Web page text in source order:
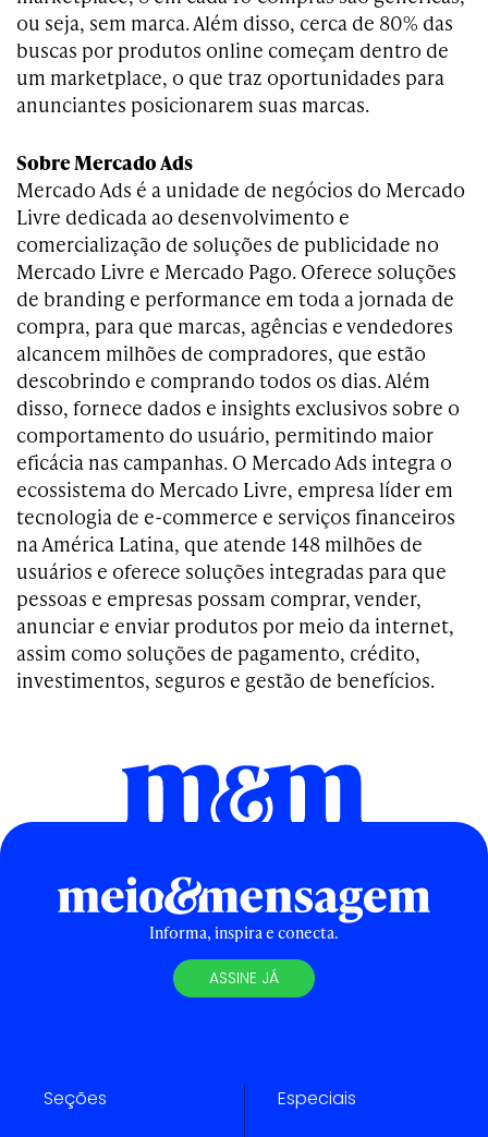
ou seja, sem marca. Além disso, cerca de 80% das
buscas por produtos online começam dentro de
um marketplace, o que traz oportunidades para
anunciantes posicionarem suas marcas.
Sobre Mercado Ads
Mercado Ads é a unidade de negócios do Mercado
Livre dedicada ao desenvolvimento e
comercialização de soluções de publicidade no
Mercado Livre e Mercado Pago. Oferece soluções
de branding e performance em toda a jornada de
compra, para que marcas, agências e vendedores
alcancem milhões de compradores, que estão
descobrindo e comprando todos os dias. Além
disso, fornece dados e insights exclusivos sobre o
comportamento do usuário, permitindo maior
eficácia nas campanhas. O Mercado Ads integra o
ecossistema do Mercado Livre, empresa líder em
tecnologia de e-commerce e serviços financeiros
na América Latina, que atende 148 milhões de
usuários e oferece soluções integradas para que
pessoas e empresas possam comprar, vender,
anunciar e enviar produtos por meio da internet,
assim como soluções de pagamento, crédito,
investimentos, seguros e gestão de benefícios.
Informa, inspira e conecta.
ASSINE JÁ
Seções Especiais